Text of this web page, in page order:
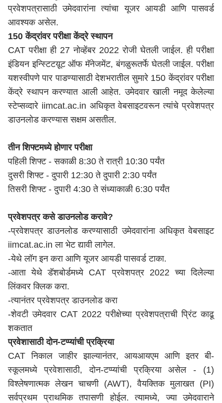
प्रवेशपत्रासाठी उमेदवारांना त्यांचा यूजर आयडी आणि पासवर्ड
आवश्यक असेल.
150 केंद्रांवर परीक्षा केंद्रे स्थापन
CAT परीक्षा ही 27 नोव्हेंबर 2022 रोजी घेतली जाईल. ही परीक्षा
इंडियन इन्स्टिटय़ूट ऑफ मॅनेजमेंट, बंगळुरूतर्फे घेतली जाईल. परीक्षा
यशस्वीपणे पार पाडण्यासाठी देशभरातील सुमारे 150 केंद्रांवर परीक्षा
केंद्रे स्थापन करण्यात आली आहेत. उमेदवार खाली नमूद केलेल्या
स्टेप्सव्दारे iimcat.ac.in अधिकृत वेबसाइटवरून त्यांचे प्रवेशपत्र
डाउनलोड करण्यास सक्षम असतील.
तीन शिफ्टमध्ये होणार परीक्षा
पहिली शिफ्ट - सकाळी 8:30 ते रात्री 10:30 पर्यंत
दुसरी शिफ्ट - दुपारी 12:30 ते दुपारी 2:30 पर्यंत
तिसरी शिफ्ट - दुपारी 4:30 ते संध्याकाळी 6:30 पर्यंत
प्रवेशपत्र कसे डाउनलोड करावे?
-प्रवेशपत्र डाउनलोड करण्यासाठी उमेदवारांना अधिकृत वेबसाइट
iimcat.ac.in ला भेट द्यावी लागेल.
-येथे लॉग इन करा आणि यूजर आयडी पासवर्ड टाका.
-आता येथे डॅशबोर्डमध्ये CAT प्रवेशपत्र 2022 च्या दिलेल्या
लिंकवर क्लिक करा.
-त्यानंतर प्रवेशपत्र डाउनलोड करा
-शेवटी उमेदवार CAT 2022 परीक्षेच्या प्रवेशपत्राची प्रिंट काढू
शकतात
प्रवेशासाठी दोन-टप्प्यांची प्रक्रिया
CAT निकाल जाहीर झाल्यानंतर, आयआयएम आणि इतर बी-
स्कूलमध्ये प्रवेशासाठी, दोन-टप्प्यांची प्रक्रिया असेल - (1)
विश्लेषणात्मक लेखन चाचणी (AWT), वैयक्तिक मुलाखत (PI)
सर्वप्रथम प्राथमिक तपासणी होईल. त्यामध्ये, ज्या उमेदवाराने